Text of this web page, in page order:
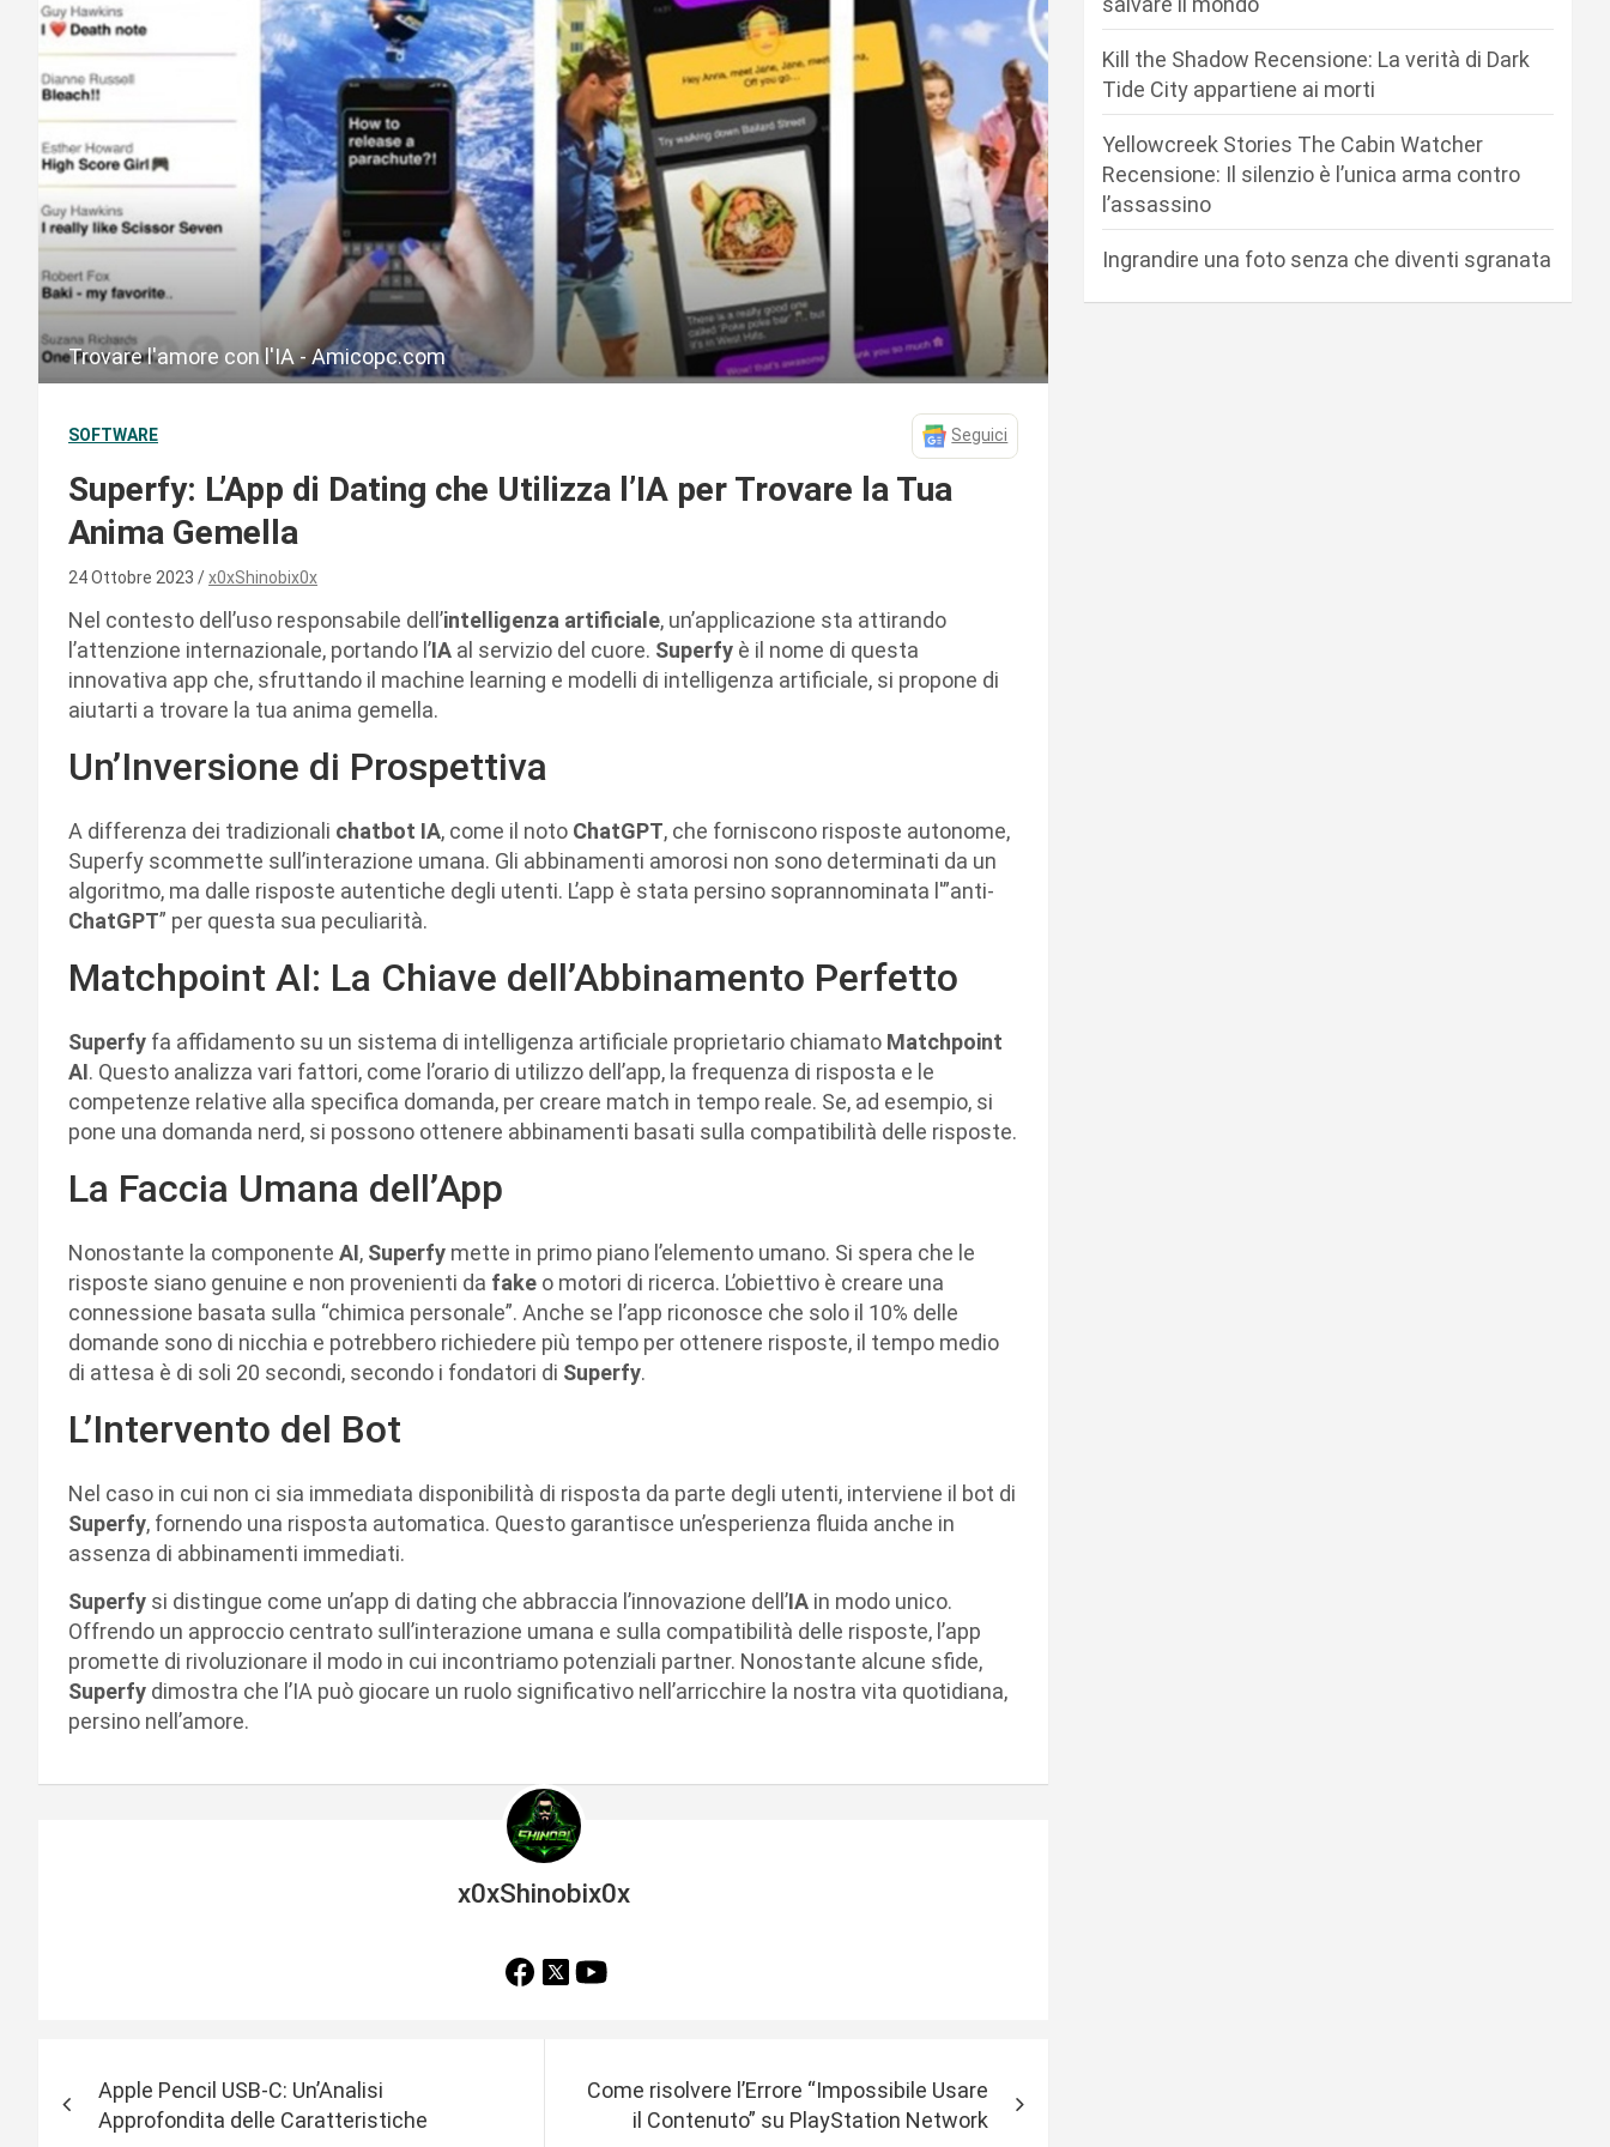
Trovare l'amore con l'IA - Amicopc.com
SOFTWARE Seguici
Superfy: L’App di Dating che Utilizza l’IA per Trovare la Tua
Anima Gemella
24 Ottobre 2023 x0xShinobix0x
Nel contesto dell’uso responsabile dell’intelligenza artificiale, un’applicazione sta attirando
l’attenzione internazionale, portando l’IA al servizio del cuore. Superfy è il nome di questa
innovativa app che, sfruttando il machine learning e modelli di intelligenza artificiale, si propone di
aiutarti a trovare la tua anima gemella.
Un’Inversione di Prospettiva
A differenza dei tradizionali chatbot IA, come il noto ChatGPT, che forniscono risposte autonome,
Superfy scommette sull’interazione umana. Gli abbinamenti amorosi non sono determinati da un
algoritmo, ma dalle risposte autentiche degli utenti. L’app è stata persino soprannominata l'”anti-
ChatGPT” per questa sua peculiarità.
Matchpoint AI: La Chiave dell’Abbinamento Perfetto
Superfy fa affidamento su un sistema di intelligenza artificiale proprietario chiamato Matchpoint
AI. Questo analizza vari fattori, come l’orario di utilizzo dell’app, la frequenza di risposta e le
competenze relative alla specifica domanda, per creare match in tempo reale. Se, ad esempio, si
pone una domanda nerd, si possono ottenere abbinamenti basati sulla compatibilità delle risposte.
La Faccia Umana dell’App
Nonostante la componente AI, Superfy mette in primo piano l’elemento umano. Si spera che le
risposte siano genuine e non provenienti da fake o motori di ricerca. L’obiettivo è creare una
connessione basata sulla “chimica personale”. Anche se l’app riconosce che solo il 10% delle
domande sono di nicchia e potrebbero richiedere più tempo per ottenere risposte, il tempo medio
di attesa è di soli 20 secondi, secondo i fondatori di Superfy.
L’Intervento del Bot
Nel caso in cui non ci sia immediata disponibilità di risposta da parte degli utenti, interviene il bot di
Superfy, fornendo una risposta automatica. Questo garantisce un’esperienza fluida anche in
assenza di abbinamenti immediati.
Superfy si distingue come un’app di dating che abbraccia l’innovazione dell’IA in modo unico.
Offrendo un approccio centrato sull’interazione umana e sulla compatibilità delle risposte, l’app
promette di rivoluzionare il modo in cui incontriamo potenziali partner. Nonostante alcune sfide,
Superfy dimostra che l’IA può giocare un ruolo significativo nell’arricchire la nostra vita quotidiana,
persino nell’amore.
x0xShinobix0x
Apple Pencil USB-C: Un’Analisi
Approfondita delle Caratteristiche
Come risolvere l’Errore “Impossibile Usare
il Contenuto” su PlayStation Network
Kill the Shadow Recensione: La verità di Dark
Tide City appartiene ai morti
Yellowcreek Stories The Cabin Watcher
Recensione: Il silenzio è l’unica arma contro
l’assassino
Ingrandire una foto senza che diventi sgranata